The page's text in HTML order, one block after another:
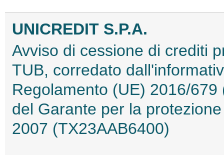
UNICREDIT S.P.A.
Avviso di cessione di crediti
TUB, corredato
Regolamento (UE) 2016/
del Garante per la
2007 (TX23AAB6400)